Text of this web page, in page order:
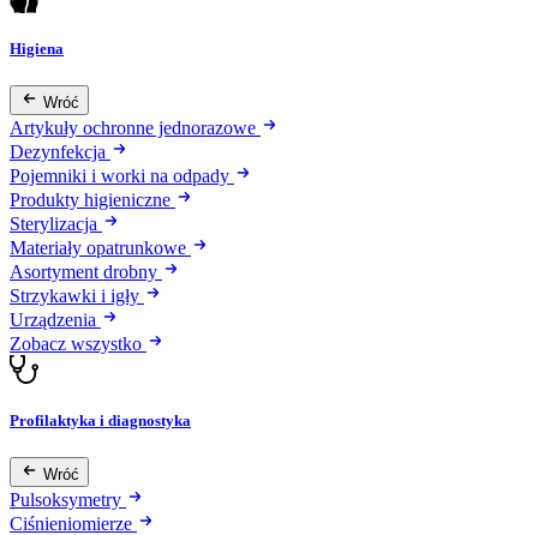
Higiena
Wróć
Artykuły ochronne jednorazowe
Dezynfekcja
Pojemniki i worki na odpady
Produkty higieniczne
Sterylizacja
Materiały opatrunkowe
Asortyment drobny
Strzykawki i igły
Urządzenia
Zobacz wszystko
Profilaktyka i diagnostyka
Wróć
Pulsoksymetry
Ciśnieniomierze